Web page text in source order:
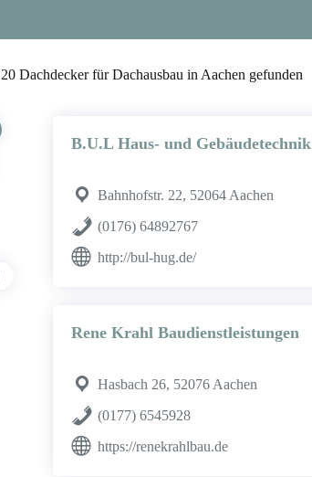
20 Dachdecker für Dachausbau in Aachen gefunden
B.U.L Haus- und Gebäudetechnik
Bahnhofstr. 22, 52064 Aachen
(0176) 64892767
http://bul-hug.de/
Rene Krahl Baudienstleistungen
Hasbach 26, 52076 Aachen
(0177) 6545928
https://renekrahlbau.de